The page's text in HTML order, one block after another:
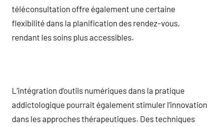
téléconsultation offre également une certaine
flexibilité dans la planification des rendez-vous,
rendant les soins plus accessibles.
L’intégration d’outils numériques dans la pratique
addictologique pourrait également stimuler l’innovation
dans les approches thérapeutiques. Des techniques